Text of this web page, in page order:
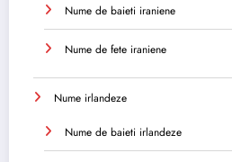
Nume de baieti iraniene
Nume de fete iraniene
Nume irlandeze
Nume de baieti irlandeze